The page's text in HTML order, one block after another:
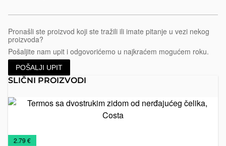
Pronašli ste proizvod koji ste tražili ili imate pitanje u vezi nekog
proizvoda?
Pošaljite nam upit i odgovorićemo u najkraćem mogućem roku.
POŠALJI UPIT
SLIČNI PROIZVODI
Šolje
Šolje
2.79 €